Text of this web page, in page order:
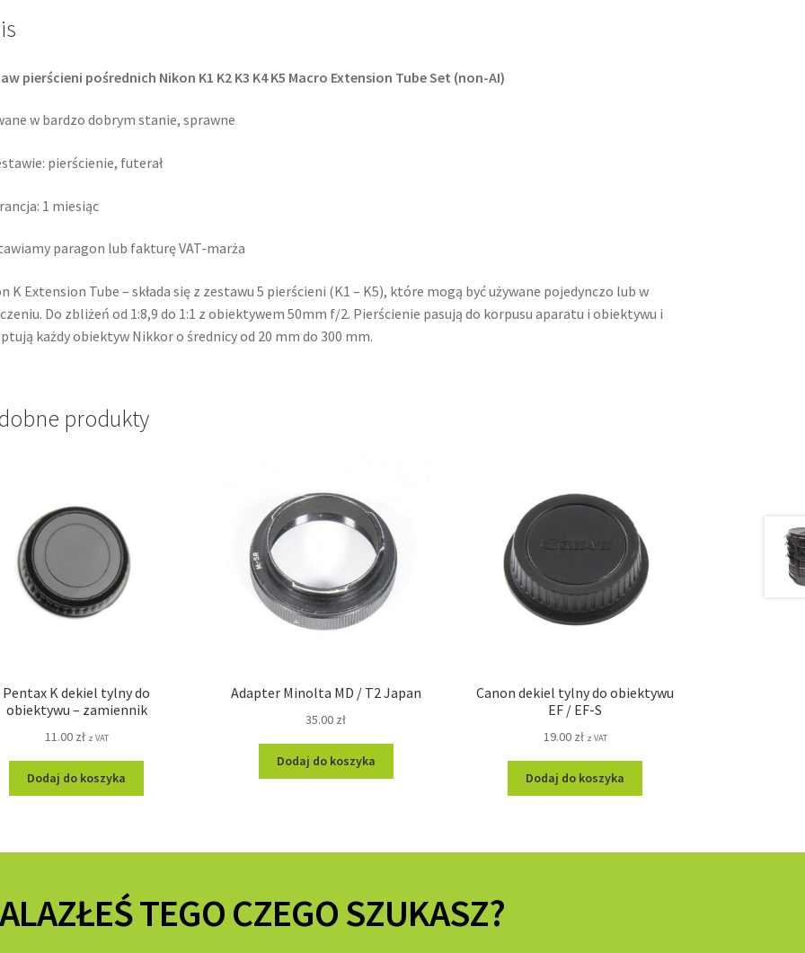
pierścieni pośrednich Nikon K1 K2 K3 K4 K5 Macro Extension Tube Set (non-AI)
w bardzo dobrym stanie, sprawne
pierścienie, futerał
1 miesiąc
paragon lub fakturę VAT-marża
K Extension Tube – składa się z zestawu 5 pierścieni (K1 – K5), które mogą być używane pojedynczo lub w
Do zbliżeń od 1:8,9 do 1:1 z obiektywem 50mm f/2. Pierścienie pasują do korpusu aparatu i obiektywu i
każdy obiektyw Nikkor o średnicy od 20 mm do 300 mm.
produkty
Pentax K dekiel tylny do
obiektywu – zamiennik
11.00 zł z VAT
Dodaj do koszyka
Adapter Minolta MD / T2 Japan
35.00 zł
Dodaj do koszyka
Canon dekiel tylny do obiektywu
EF / EF-S
19.00 zł z VAT
Dodaj do koszyka
TEGO CZEGO SZUKASZ?